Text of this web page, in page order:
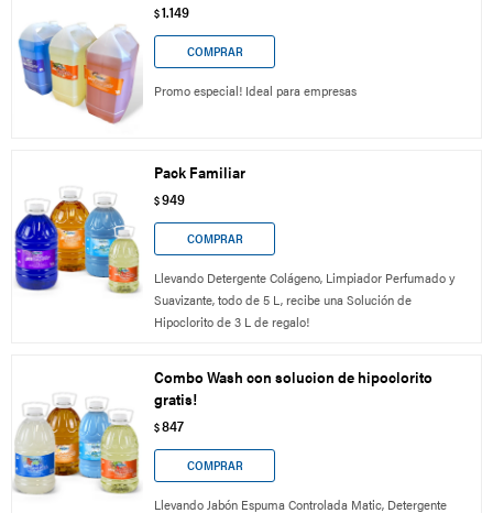
$1.149
Promo especial! Ideal para empresas
Pack Familiar
$949
Llevando Detergente Colágeno, Limpiador Perfumado y
Suavizante, todo de 5 L, recibe una Solución de
Hipoclorito de 3 L de regalo!
Combo Wash con solucion de hipoclorito
gratis!
$847
Llevando Jabón Espuma Controlada Matic, Detergente